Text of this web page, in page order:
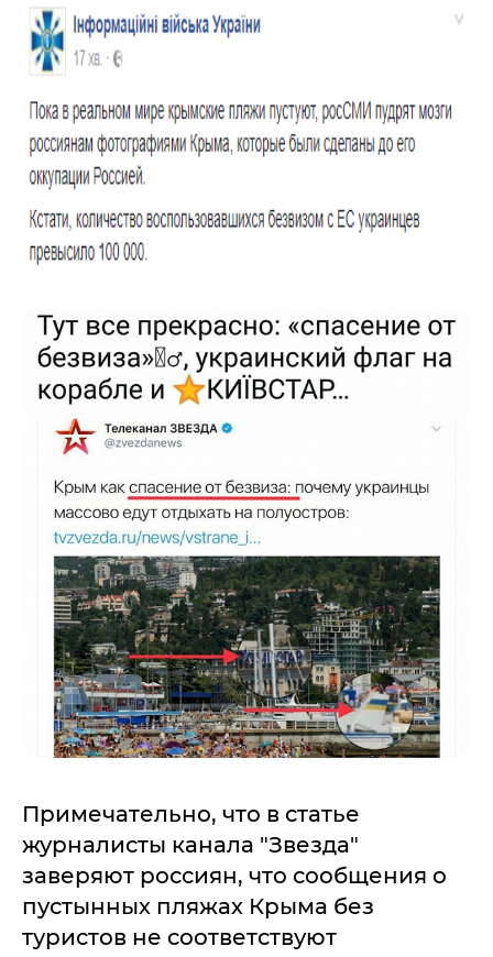
Примечательно, что в статье
журналисты канала "Звезда"
заверяют россиян, что сообщения о
пустынных пляжах Крыма без
туристов не соответствуют